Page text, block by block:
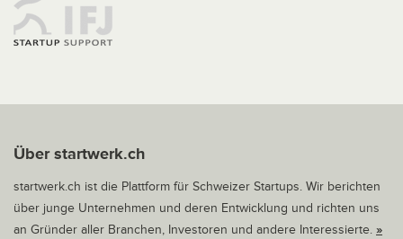
Über startwerk.ch
startwerk.ch ist die Plattform für Schweizer Startups. Wir berichten
über junge Unternehmen und deren Entwicklung und richten uns
an Gründer aller Branchen, Investoren und andere Interessierte. »